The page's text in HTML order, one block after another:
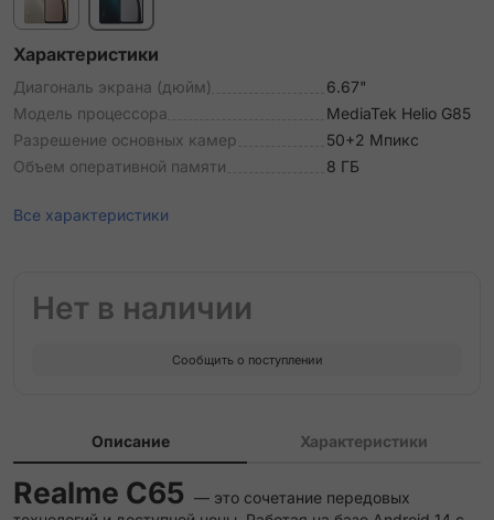
Характеристики
Диагональ экрана (дюйм)
6.67"
Модель процессора
MediaTek Helio G85
Разрешение основных камер
50+2 Мпикс
Объем оперативной памяти
8 ГБ
Все характеристики
Нет в наличии
Сообщить о поступлении
Описание Характеристики
Realme C65 — это сочетание передовых